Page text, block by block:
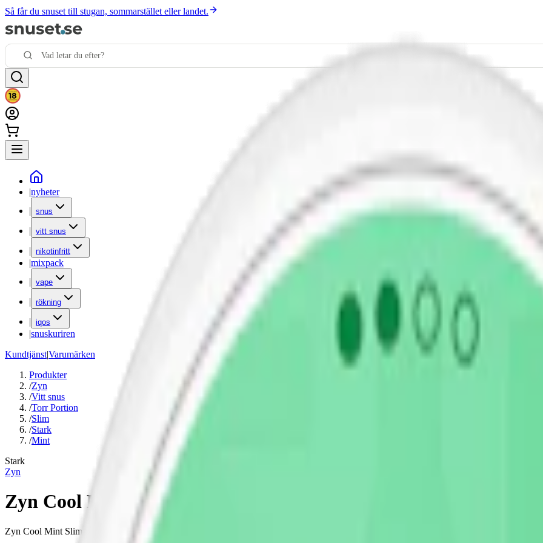
Så får du snuset till stugan, sommarstället eller landet.
|nyheter
| snus
| vitt snus
| nikotinfritt
|mixpack
| vape
| rökning
| iqos
|snuskuriren
Kundtjänst|Varumärken
Produkter
/Zyn
/Vitt snus
/Torr Portion
/Slim
/Stark
/Mint
Stark
Zyn
Zyn Cool Mint Slim 4
Zyn Cool Mint Slim 4 är en stark slim-prilla med 10,6 mg nikotin per prilla. Ett starkt vitt snus med smak av pepparmint i smalare slim-